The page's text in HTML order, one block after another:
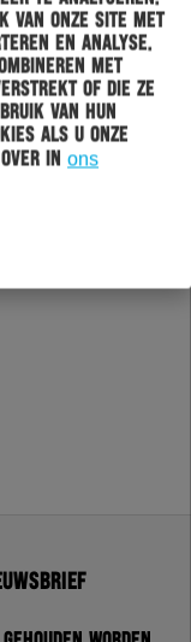
van onze site met
en analyse.
met
of die ze
van hun
als u onze
in ons